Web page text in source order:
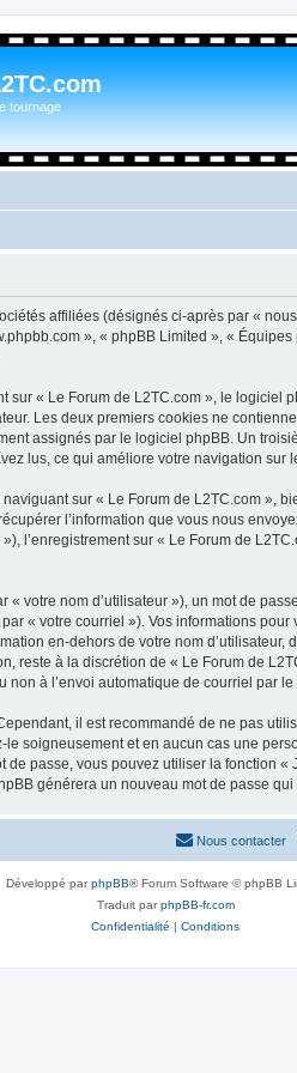
tournage
affiliées (désignés ci-après par «
», « phpBB Limited », «
« Le Forum de L2TC.com », le logiciel
Les deux premiers cookies ne
assignés par le logiciel phpBB. Un
lus, ce qui améliore votre navigation sur
sur « Le Forum de L2TC.com »,
l’information que vous nous
l’enregistrement sur « Le Forum de
votre nom d’utilisateur »), un mot de
« votre courriel »). Vos informations
en-dehors de votre nom
reste à la discrétion de « Le Forum de
à l’envoi automatique de courriel par
il est recommandé de ne pas
soigneusement et en aucun cas une
passe, vous pouvez utiliser la fonction
générera un nouveau mot de passe
Nous contacter
Développé parphpBB® Forum Software © phpBB
Traduit parphpBB-fr.com
Confidentialité | Conditions